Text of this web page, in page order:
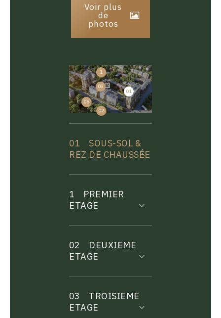
Voir plus
de
photos
01
1
02
03
04
05
01
SOUS-SOL &
REZ DE CHAUSSÉE
1
PREMIER
ETAGE
02
DEUXIEME
ETAGE
03
TROISIEME
ETAGE